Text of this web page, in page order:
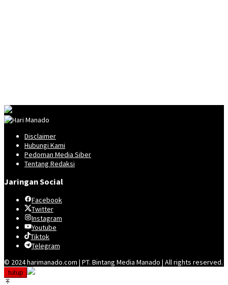
Disclaimer
Hubungi Kami
Pedoman Media Siber
Tentang Redaksi
Jaringan Social
Facebook
Twitter
Instagram
Youtube
Tiktok
Telegram
© 2024 harimanado.com | PT. Bintang Media Manado | All rights reserved.
tutup